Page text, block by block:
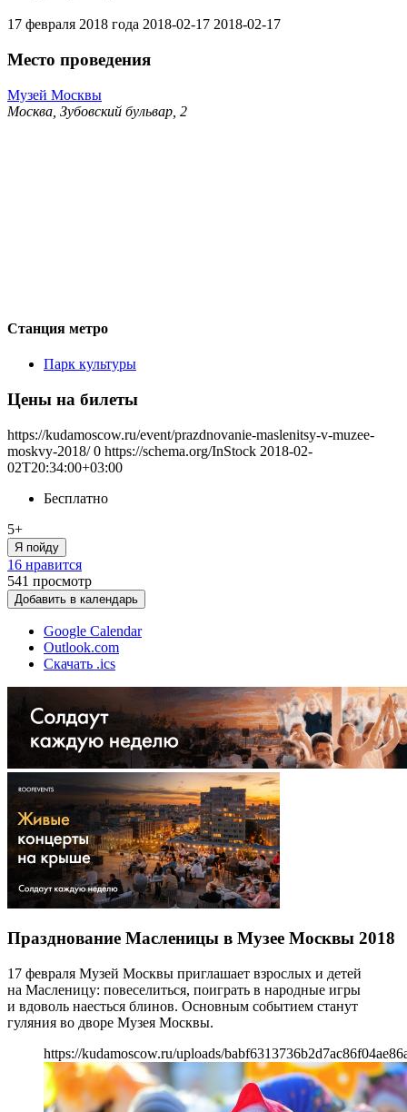
17 февраля 2018 года 2018-02-17 2018-02-17
Место проведения
Музей Москвы
Москва, Зубовский бульвар, 2
Станция метро
Парк культуры
Цены на билеты
https://kudamoscow.ru/event/prazdnovanie-maslenitsy-v-muzee-
moskvy-2018/ 0 https://schema.org/InStock 2018-02-
02T20:34:00+03:00
Бесплатно
5+
Я пойду
16 нравится
541 просмотр
Добавить в календарь
Google Calendar
Outlook.com
Скачать .ics
Празднование Масленицы в Музее Москвы 2018
17 февраля Музей Москвы приглашает взрослых и детей
на Масленицу: повеселиться, поиграть в народные игры
и вдоволь наесться блинов. Основным событием станут
гуляния во дворе Музея Москвы.
https://kudamoscow.ru/uploads/